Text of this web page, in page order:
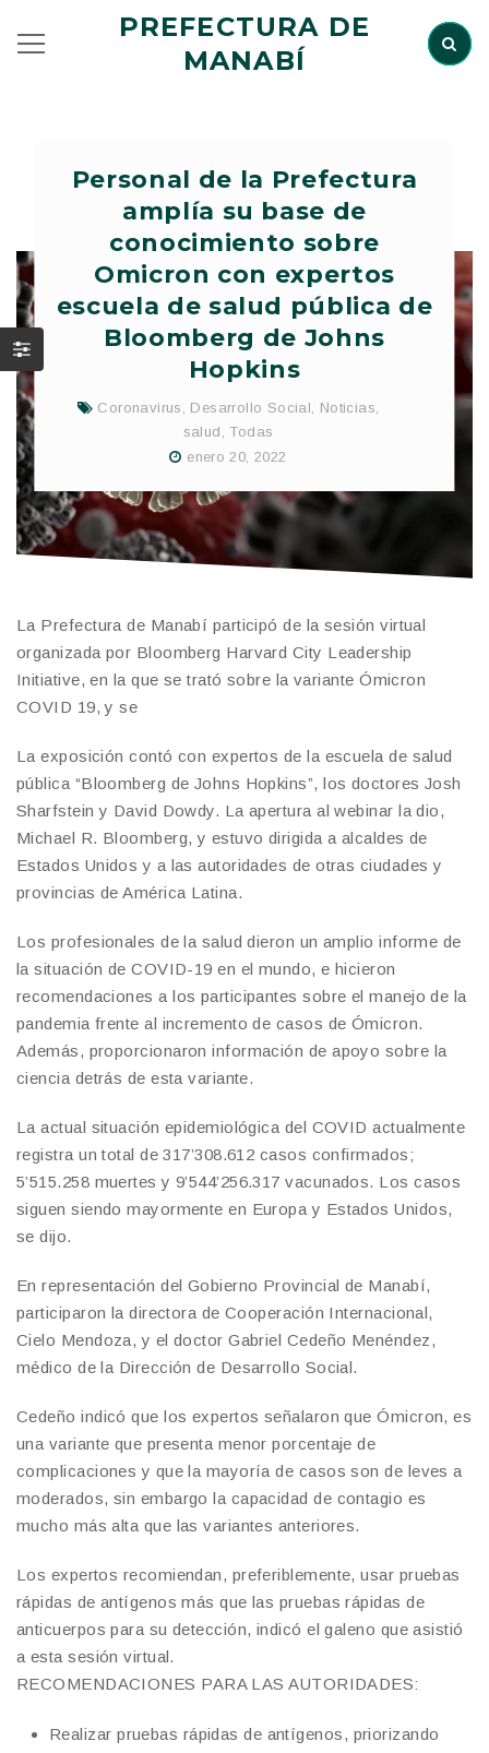
PREFECTURA DE
MANABÍ
Personal de la Prefectura
amplía su base de
conocimiento sobre
Omicron con expertos
escuela de salud pública de
Bloomberg de Johns
Hopkins
Coronavirus , Desarrollo Social, Noticias,
salud , Todas
enero 20, 2022
La Prefectura de Manabí participó de la sesión virtual
organizada por Bloomberg Harvard City Leadership
Initiative, en la que se trató sobre la variante Ómicron
COVID 19, y se
La exposición contó con expertos de la escuela de salud
pública “Bloomberg de Johns Hopkins”, los doctores Josh
Sharfstein y David Dowdy. La apertura al webinar la dio,
Michael R. Bloomberg, y estuvo dirigida a alcaldes de
Estados Unidos y a las autoridades de otras ciudades y
provincias de América Latina.
Los profesionales de la salud dieron un amplio informe de
la situación de COVID-19 en el mundo, e hicieron
recomendaciones a los participantes sobre el manejo de la
pandemia frente al incremento de casos de Ómicron.
Además, proporcionaron información de apoyo sobre la
ciencia detrás de esta variante.
La actual situación epidemiológica del COVID actualmente
registra un total de 317’308.612 casos confirmados;
5’515.258 muertes y 9’544’256.317 vacunados. Los casos
siguen siendo mayormente en Europa y Estados Unidos,
se dijo.
En representación del Gobierno Provincial de Manabí,
participaron la directora de Cooperación Internacional,
Cielo Mendoza, y el doctor Gabriel Cedeño Menéndez,
médico de la Dirección de Desarrollo Social.
Cedeño indicó que los expertos señalaron que Ómicron, es
una variante que presenta menor porcentaje de
complicaciones y que la mayoría de casos son de leves a
moderados, sin embargo la capacidad de contagio es
mucho más alta que las variantes anteriores.
Los expertos recomiendan, preferiblemente, usar pruebas
rápidas de antígenos más que las pruebas rápidas de
anticuerpos para su detección, indicó el galeno que asistió
a esta sesión virtual.
RECOMENDACIONES PARA LAS AUTORIDADES:
Realizar pruebas rápidas de antígenos, priorizando